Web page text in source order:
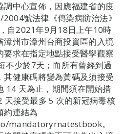
中心宣佈，因應福建省的疫
號法律《傳染病防治法》
自2021年9月18日上午10時
漳州市漳州台商投資區的入境
要求在指定地點接受醫學觀察
不少於7天；而所有曾經到過
健康碼將變為黃碼及須接受
14 天為止，期間須在開始措
接受最多 5 次的新冠病毒核
約連結為
mandatoryrnatestbook。